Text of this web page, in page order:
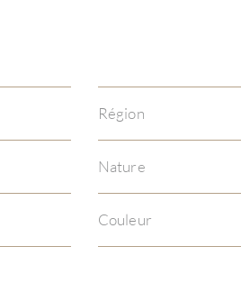
Région
Nature
Couleur